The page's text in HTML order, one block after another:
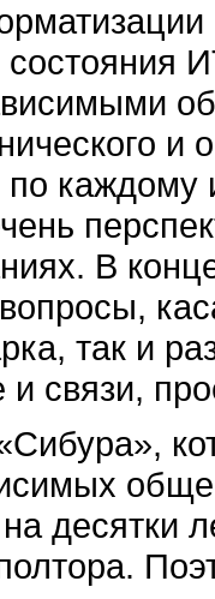
и
по
В
так и
и связи,
десятки